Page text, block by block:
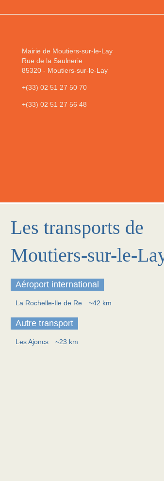
Mairie de Moutiers-sur-le-Lay
Rue de la Saulnerie
85320- Moutiers-sur-le-Lay
+(33) 02 51 27 50 70
+(33) 02 51 27 56 48
Les transports de
Moutiers-sur-le-
Aéroport international
La Rochelle-Ile de Re ~42 km
Autre transport
Les Ajoncs ~23 km